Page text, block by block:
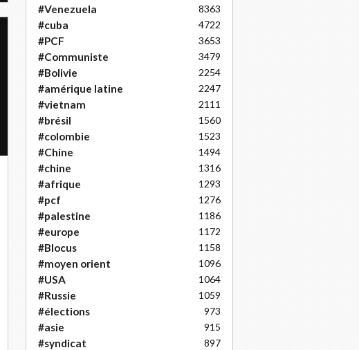
#Venezuela 8363
#cuba 4722
#PCF 3653
#Communiste 3479
#Bolivie 2254
#amérique latine 2247
#vietnam 2111
#brésil 1560
#colombie 1523
#Chine 1494
#chine 1316
#afrique 1293
#pcf 1276
#palestine 1186
#europe 1172
#Blocus 1158
#moyen orient 1096
#USA 1064
#Russie 1059
#élections 973
#asie 915
#syndicat 897